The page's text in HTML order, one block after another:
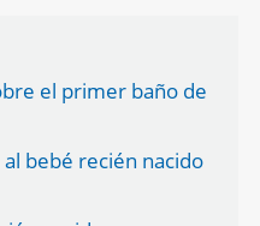
el primer baño de
bebé recién nacido